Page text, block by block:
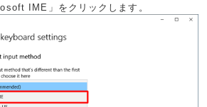
IME」をクリックします。